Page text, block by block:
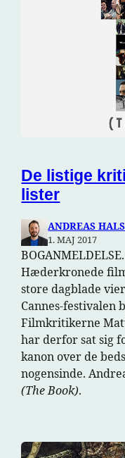
De listige
lister
ANDREAS
1. MAJ 2017
Hæderkronede
store dagblade
Cannes-festivalen
Filmkritikerne
har derfor sat sig
kanon over de
nogensinde.
(The Book).